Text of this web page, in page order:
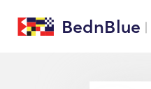
BednBlue